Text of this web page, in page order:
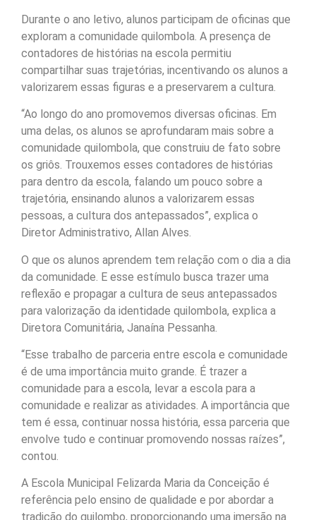
Durante o ano letivo, alunos participam de oficinas que
exploram a comunidade quilombola. A presença de
contadores de histórias na escola permitiu
compartilhar suas trajetórias, incentivando os alunos a
valorizarem essas figuras e a preservarem a cultura.
“Ao longo do ano promovemos diversas oficinas. Em
uma delas, os alunos se aprofundaram mais sobre a
comunidade quilombola, que construiu de fato sobre
os griôs. Trouxemos esses contadores de histórias
para dentro da escola, falando um pouco sobre a
trajetória, ensinando alunos a valorizarem essas
pessoas, a cultura dos antepassados”, explica o
Diretor Administrativo, Allan Alves.
O que os alunos aprendem tem relação com o dia a dia
da comunidade. E esse estímulo busca trazer uma
reflexão e propagar a cultura de seus antepassados
para valorização da identidade quilombola, explica a
Diretora Comunitária, Janaína Pessanha.
“Esse trabalho de parceria entre escola e comunidade
é de uma importância muito grande. É trazer a
comunidade para a escola, levar a escola para a
comunidade e realizar as atividades. A importância que
tem é essa, continuar nossa história, essa parceria que
envolve tudo e continuar promovendo nossas raízes”,
contou.
A Escola Municipal Felizarda Maria da Conceição é
referência pelo ensino de qualidade e por abordar a
tradição do quilombo, proporcionando uma imersão na